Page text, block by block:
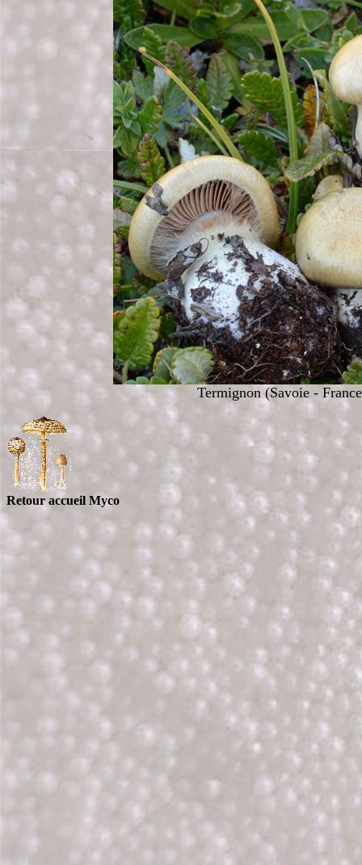
Termignon (Savoie -
Retour accueil Myco